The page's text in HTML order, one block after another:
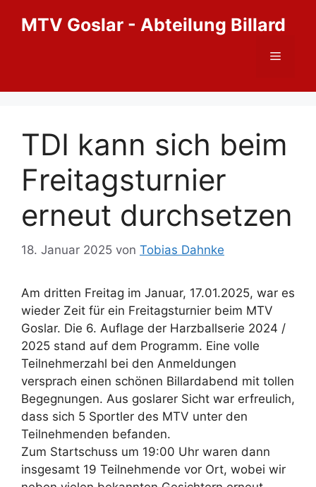
InhaltMTV Goslar - Abteilung Billard
Menü
TDI kann sich beim
Freitagsturnier
erneut durchsetzen
18. Januar 2025 von Tobias Dahnke
Am dritten Freitag im Januar, 17.01.2025, war es
wieder Zeit für ein Freitagsturnier beim MTV
Goslar. Die 6. Auflage der Harzballserie 2024 /
2025 stand auf dem Programm. Eine volle
Teilnehmerzahl bei den Anmeldungen
versprach einen schönen Billardabend mit tollen
Begegnungen. Aus goslarer Sicht war erfreulich,
dass sich 5 Sportler des MTV unter den
Teilnehmenden befanden.
Zum Startschuss um 19:00 Uhr waren dann
insgesamt 19 Teilnehmende vor Ort, wobei wir